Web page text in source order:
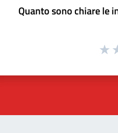
Quanto sono chiare le